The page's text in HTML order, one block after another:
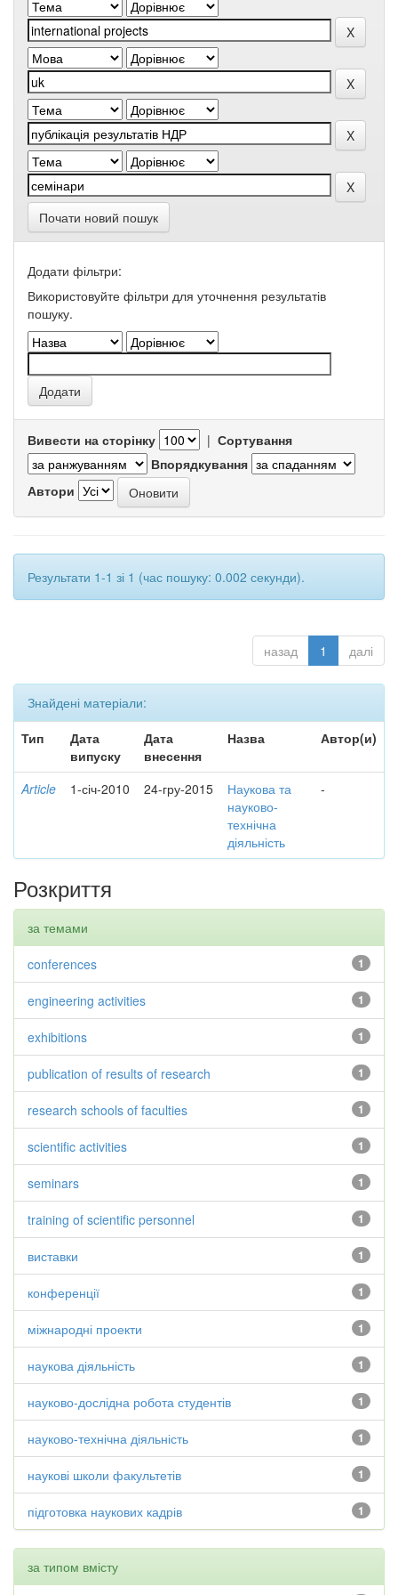
Почати новий пошук
Додати фільтри:
Використовуйте фільтри для уточнення результатів
пошуку.
Вивести на сторінку | Сортування
Впорядкування
Автори
Результати 1-1 зі 1 (час пошуку: 0.002 секунди).
назад 1 далі
Знайдені матеріали:
Тип
Дата
випуску
Дата
внесення
Назва Автор(и)
Article 1-січ-2010 24-гру-2015
Наукова та
науково-
технічна
діяльність
-
Розкриття
за темами
1
conferences
1
engineering activities
1
exhibitions
1
publication of results of research
1
research schools of faculties
1
scientific activities
1
seminars
1
training of scientific personnel
1
виставки
1
конференції
1
міжнародні проекти
1
наукова діяльність
1
науково-дослідна робота студентів
1
науково-технічна діяльність
1
наукові школи факультетів
1
підготовка наукових кадрів
за типом вмісту